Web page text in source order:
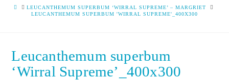
HOMELEUCANTHEMUM SUPERBUM ‘WIRRAL SUPREME’ – MARGRIET
LEUCANTHEMUM SUPERBUM 'WIRRAL SUPREME'_400X300
Leucanthemum superbum
‘Wirral Supreme’_400x300